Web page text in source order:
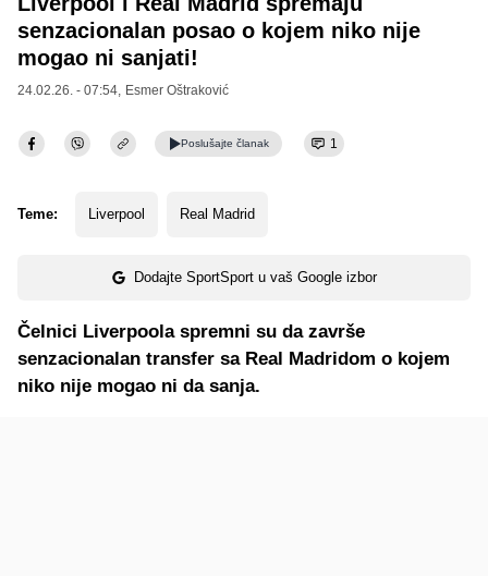
senzacionalan posao o kojem niko nije
mogao ni sanjati!
24.02.26. - 07:54, Esmer Oštraković
Poslušajte članak 1
Teme: Liverpool Real Madrid
Dodajte SportSport u vaš Google izbor
Čelnici Liverpoola spremni su da završe
senzacionalan transfer sa Real Madridom o kojem
niko nije mogao ni da sanja.